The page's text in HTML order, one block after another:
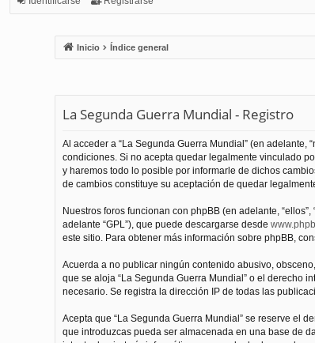
Inicio Índice general
La Segunda Guerra Mundial - Registro
Al acceder a “La Segunda Guerra Mundial” (en adelante,
condiciones. Si no acepta quedar legalmente vinculado
y haremos todo lo posible por informarle de dichos
de cambios constituye su aceptación de quedar
Nuestros foros funcionan con phpBB (en adelante,
adelante “GPL”), que puede descargarse desde
este sitio. Para obtener más información sobre phpBB,
Acuerda a no publicar ningún contenido abusivo,
que se aloja “La Segunda Guerra Mundial” o el derecho
necesario. Se registra la dirección IP de todas las
Acepta que “La Segunda Guerra Mundial” se reserve el
que introduzcas pueda ser almacenada en una base de